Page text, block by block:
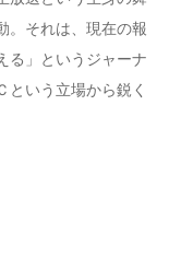
。それは、現在の報
る」というジャーナ
という立場から鋭く